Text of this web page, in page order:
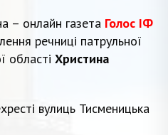
– онлайн газета Голос ІФ
речниці патрульної
області Христина
вулиць Тисменицька